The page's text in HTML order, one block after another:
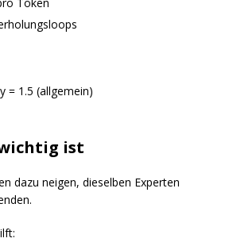
= 1.5 (allgemein)
ist
dazu neigen, dieselben Experten